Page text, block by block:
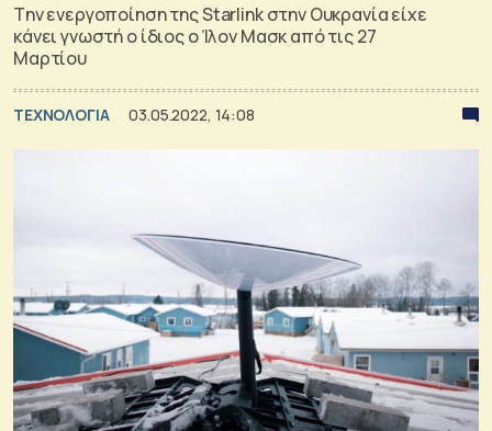
Tην ενεργοποίηση της Starlink στην Ουκρανία είχε
κάνει γνωστή ο ίδιος ο Ίλον Μασκ από τις 27
Μαρτίου
ΤΕΧΝΟΛΟΓΙΑ 03.05.2022, 14:08